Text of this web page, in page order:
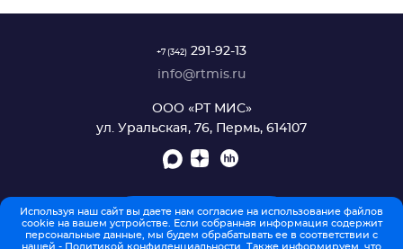
+7 (342) 291-92-13
info@rtmis.ru
ООО «РТ МИС»
ул. Уральская, 76, Пермь, 614107
ОБРАТНАЯ СВЯЗЬ
Используя наш сайт вы даете нам согласие на использование файлов
cookie на вашем устройстве. Если собранная информация содержит
персональные данные, мы будем обрабатывать ее в соответствии с
нашей - Политикой конфиденциальности . Также информируем, что